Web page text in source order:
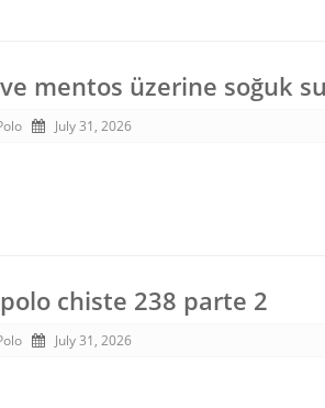
mentos üzerine soğuk
July 31, 2026
chiste 238 parte 2
July 31, 2026